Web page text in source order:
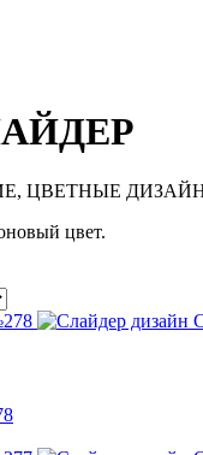
ЦВЕТНЫЕ
цвет.